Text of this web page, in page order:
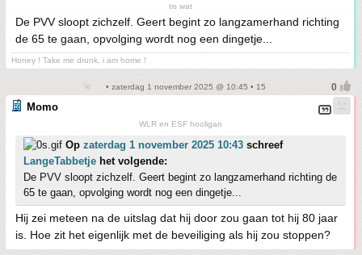
tis wat
De PVV sloopt zichzelf. Geert begint zo langzamerhand richting
de 65 te gaan, opvolging wordt nog een dingetje...
Honey ! Take me drunk, i am home !
• zaterdag 1 november 2025 @ 10:45 • 15
Momo
WLR en ESF hooligan
Op zaterdag 1 november 2025 10:43 schreef
LangeTabbetje het volgende:
De PVV sloopt zichzelf. Geert begint zo langzamerhand richting de
65 te gaan, opvolging wordt nog een dingetje...
Hij zei meteen na de uitslag dat hij door zou gaan tot hij 80 jaar
is. Hoe zit het eigenlijk met de beveiliging als hij zou stoppen?